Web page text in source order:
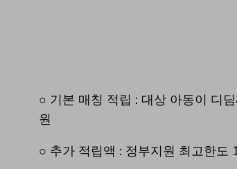
○ 기본 매칭 적립 : 대상 아동이 디
원
○ 추가 적립액 : 정부지원 최고한